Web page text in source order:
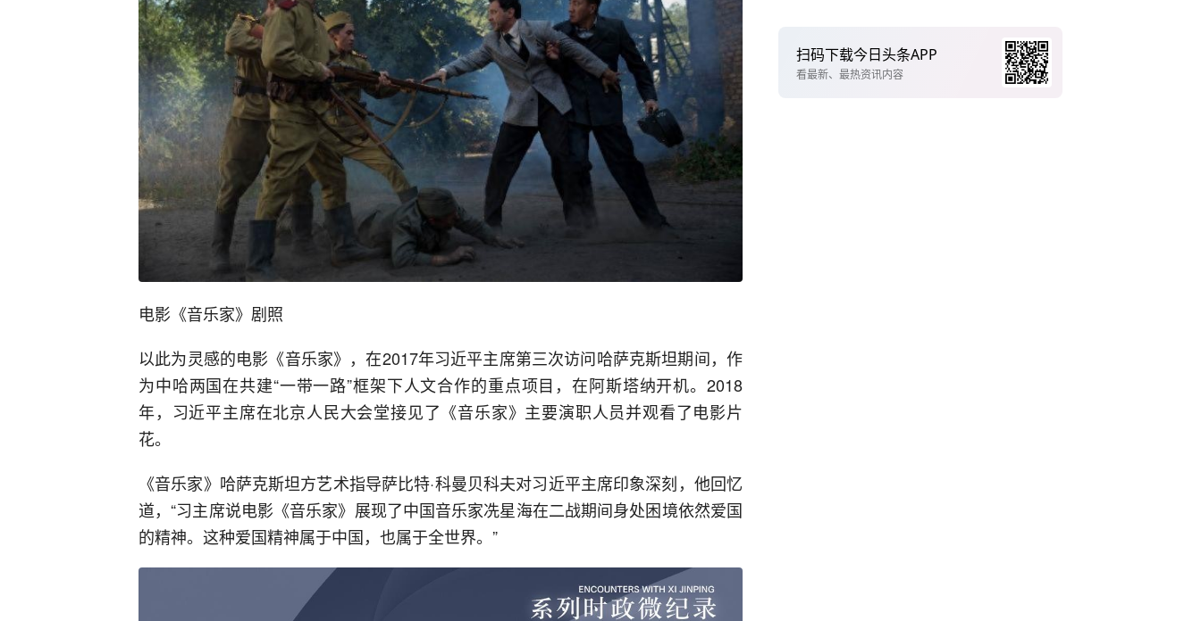
电影《音乐家》剧照
以此为灵感的电影《音乐家》，在2017年习近平主席第三次访问哈萨克斯坦期间，作
为中哈两国在共建“一带一路”框架下人文合作的重点项目，在阿斯塔纳开机。2018
年，习近平主席在北京人民大会堂接见了《音乐家》主要演职人员并观看了电影片
花。
《音乐家》哈萨克斯坦方艺术指导萨比特·科曼贝科夫对习近平主席印象深刻，他回忆
道，“习主席说电影《音乐家》展现了中国音乐家冼星海在二战期间身处困境依然爱国
的精神。这种爱国精神属于中国，也属于全世界。”
扫码下载今日头条APP
看最新、最热资讯内容